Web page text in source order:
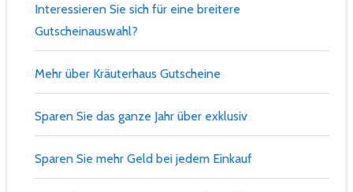
Interessieren Sie sich für eine breitere
Gutscheinauswahl?
Mehr über Kräuterhaus Gutscheine
Sparen Sie das ganze Jahr über exklusiv
Sparen Sie mehr Geld bei jedem Einkauf